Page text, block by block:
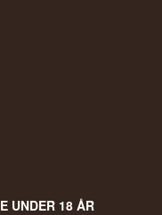
UNDER 18 ÅR